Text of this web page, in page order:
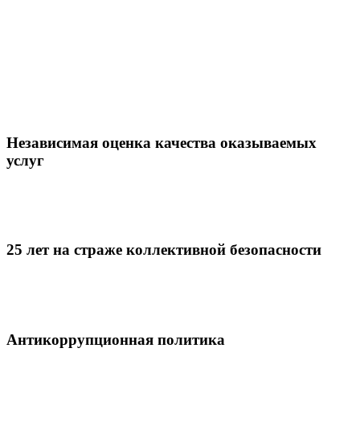
Независимая оценка качества оказываемых
услуг
25 лет на страже коллективной безопасности
Антикоррупционная политика